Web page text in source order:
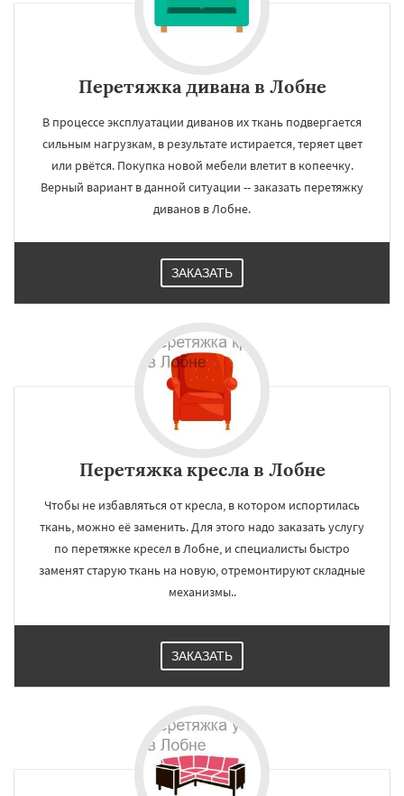
Перетяжка дивана в Лобне
В процессе эксплуатации диванов их ткань подвергается
сильным нагрузкам, в результате истирается, теряет цвет
или рвётся. Покупка новой мебели влетит в копеечку.
Верный вариант в данной ситуации -- заказать перетяжку
диванов в Лобне.
ЗАКАЗАТЬ
Перетяжка кресла в Лобне
Чтобы не избавляться от кресла, в котором испортилась
ткань, можно её заменить. Для этого надо заказать услугу
по перетяжке кресел в Лобне, и специалисты быстро
заменят старую ткань на новую, отремонтируют складные
механизмы..
ЗАКАЗАТЬ